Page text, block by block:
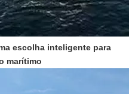
escolha inteligente para
marítimo